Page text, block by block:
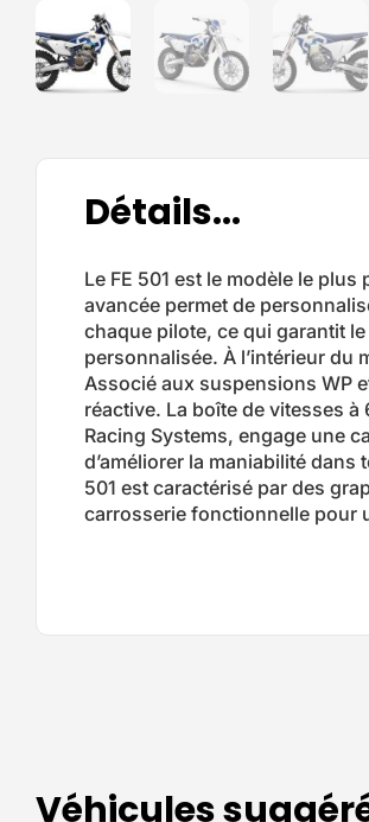
Détails...
Le FE 501 est le modèle le
avancée permet de
chaque pilote, ce qui garantit
personnalisée. À l’intérieur du
Associé aux suspensions WP
réactive. La boîte de vitesses
Racing Systems, engage une
d’améliorer la maniabilité
501 est caractérisé par des
carrosserie fonctionnelle pour
Véhicules